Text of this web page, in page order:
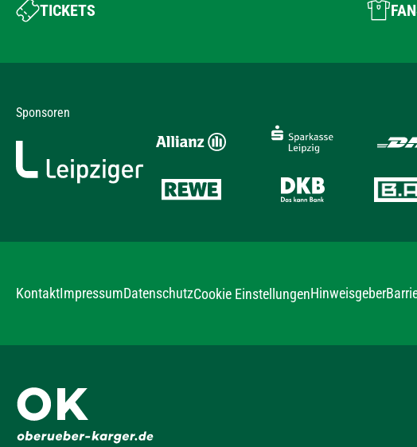
TICKETS
Sponsoren
KontaktImpressumDatenschutzCookie EinstellungenHinweisgeber